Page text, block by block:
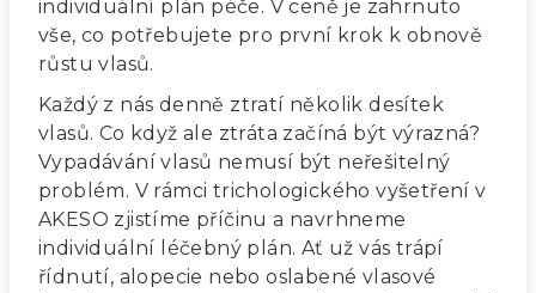
individuální plán péče. V ceně je zahrnuto
vše, co potřebujete pro první krok k obnově
růstu vlasů.
Každý z nás denně ztratí několik desítek
vlasů. Co když ale ztráta začíná být výrazná?
Vypadávání vlasů nemusí být neřešitelný
problém. V rámci trichologického vyšetření v
AKESO zjistíme příčinu a navrhneme
individuální léčebný plán. Ať už vás trápí
řídnutí, alopecie nebo oslabené vlasové